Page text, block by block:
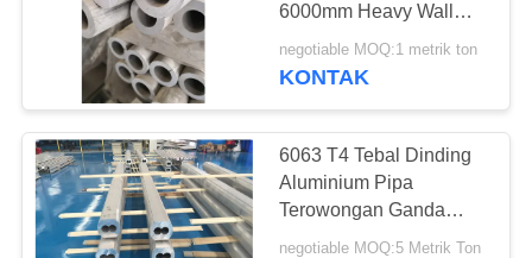
SITEMAP
KEBIJAKAN
PRIBADI
Rel Jumbo Boomer
48
6000mm Heavy Wall
Aluminium Tubing
negotiable MOQ:1 metrik ton
KONTAK
6063 T4 Tebal Dinding
Aluminium Pipa
Terowongan Ganda
Tahan Korosi Tinggi
negotiable MOQ:5 Metrik Ton